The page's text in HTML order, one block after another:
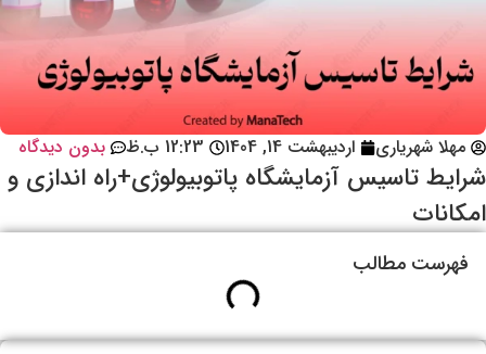
مهلا شهریاری اردیبهشت 14, 1404 12:23 ب.ظ بدون دیدگاه
شرایط تاسیس آزمایشگاه پاتوبیولوژی+راه اندازی و
امکانات
فهرست مطالب